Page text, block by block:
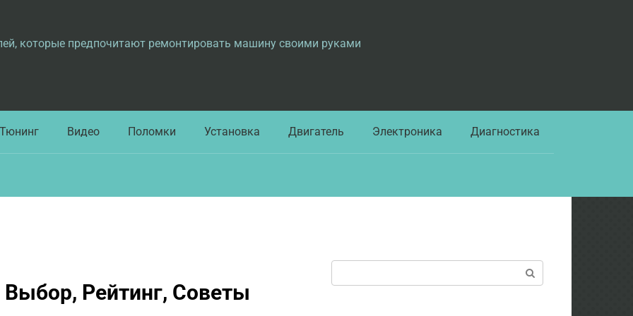
которые предпочитают ремонтировать машину своими руками
Тюнинг Видео Поломки Установка Двигатель Электроника Диагностика
Рейтинг, Советы